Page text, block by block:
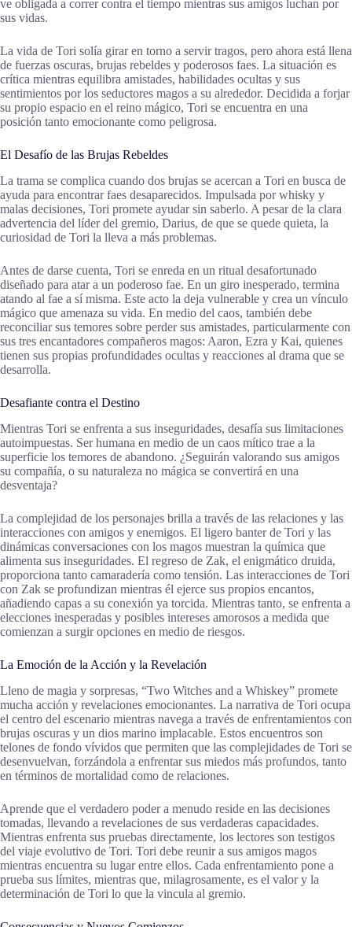
ve obligada a correr contra el tiempo mientras sus amigos luchan por
sus vidas.
La vida de Tori solía girar en torno a servir tragos, pero ahora está llena
de fuerzas oscuras, brujas rebeldes y poderosos faes. La situación es
crítica mientras equilibra amistades, habilidades ocultas y sus
sentimientos por los seductores magos a su alrededor. Decidida a forjar
su propio espacio en el reino mágico, Tori se encuentra en una
posición tanto emocionante como peligrosa.
El Desafío de las Brujas Rebeldes
La trama se complica cuando dos brujas se acercan a Tori en busca de
ayuda para encontrar faes desaparecidos. Impulsada por whisky y
malas decisiones, Tori promete ayudar sin saberlo. A pesar de la clara
advertencia del líder del gremio, Darius, de que se quede quieta, la
curiosidad de Tori la lleva a más problemas.
Antes de darse cuenta, Tori se enreda en un ritual desafortunado
diseñado para atar a un poderoso fae. En un giro inesperado, termina
atando al fae a sí misma. Este acto la deja vulnerable y crea un vínculo
mágico que amenaza su vida. En medio del caos, también debe
reconciliar sus temores sobre perder sus amistades, particularmente con
sus tres encantadores compañeros magos: Aaron, Ezra y Kai, quienes
tienen sus propias profundidades ocultas y reacciones al drama que se
desarrolla.
Desafiante contra el Destino
Mientras Tori se enfrenta a sus inseguridades, desafía sus limitaciones
autoimpuestas. Ser humana en medio de un caos mítico trae a la
superficie los temores de abandono. ¿Seguirán valorando sus amigos
su compañía, o su naturaleza no mágica se convertirá en una
desventaja?
La complejidad de los personajes brilla a través de las relaciones y las
interacciones con amigos y enemigos. El ligero banter de Tori y las
dinámicas conversaciones con los magos muestran la química que
alimenta sus inseguridades. El regreso de Zak, el enigmático druida,
proporciona tanto camaradería como tensión. Las interacciones de Tori
con Zak se profundizan mientras él ejerce sus propios encantos,
añadiendo capas a su conexión ya torcida. Mientras tanto, se enfrenta a
elecciones inesperadas y posibles intereses amorosos a medida que
comienzan a surgir opciones en medio de riesgos.
La Emoción de la Acción y la Revelación
Lleno de magia y sorpresas, “Two Witches and a Whiskey” promete
mucha acción y revelaciones emocionantes. La narrativa de Tori ocupa
el centro del escenario mientras navega a través de enfrentamientos con
brujas oscuras y un dios marino implacable. Estos encuentros son
telones de fondo vívidos que permiten que las complejidades de Tori se
desenvuelvan, forzándola a enfrentar sus miedos más profundos, tanto
en términos de mortalidad como de relaciones.
Aprende que el verdadero poder a menudo reside en las decisiones
tomadas, llevando a revelaciones de sus verdaderas capacidades.
Mientras enfrenta sus pruebas directamente, los lectores son testigos
del viaje evolutivo de Tori. Tori debe reunir a sus amigos magos
mientras encuentra su lugar entre ellos. Cada enfrentamiento pone a
prueba sus límites, mientras que, milagrosamente, es el valor y la
determinación de Tori lo que la vincula al gremio.